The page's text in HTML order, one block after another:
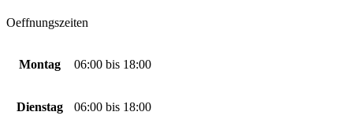
Oeffnungszeiten
Montag 06:00 bis 18:00
Dienstag 06:00 bis 18:00